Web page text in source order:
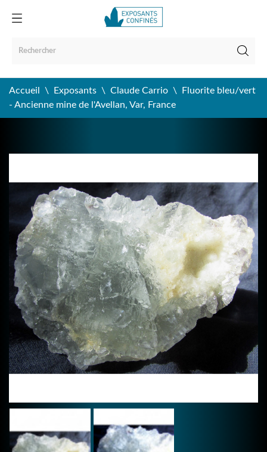
Accueil Exposants Claude Carrio
Fluorite bleu/vert
- Ancienne mine de l'Avellan, Var, France